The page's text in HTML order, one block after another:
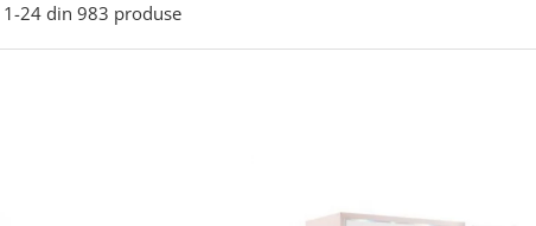
1-24 din 983 produse